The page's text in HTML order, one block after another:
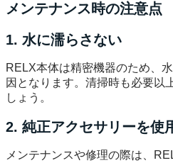
メンテナンス時の注意点
1. 水に濡らさない
RELX本体は精密機器のため、
因となります。清掃時も必要以
しょう。
2. 純正アクセサリーを使
メンテナンスや修理の際は、